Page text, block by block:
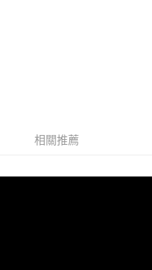
大哥大進項蒐集、處理及利用，
確認、核對及更正。
之結帳頁面顯示為準，若有關於
關疑問，請聯繫「AFTEE先享後付
support/home
，並將交易相關給付款項請求債
人或監護人之同意方可使用
引起之損失，本公司不負相關責
費
相關推薦